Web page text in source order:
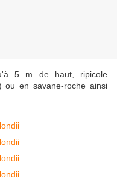
5 m de haut, ripicole
ou en savane-roche ainsi